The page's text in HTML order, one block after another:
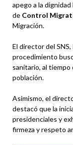
apego a la
de Control
Migración.
El director del SNS,
procedimiento
sanitario, al tiempo
población.
Asimismo, el
destacó que la
presidenciales y
firmeza y respeto